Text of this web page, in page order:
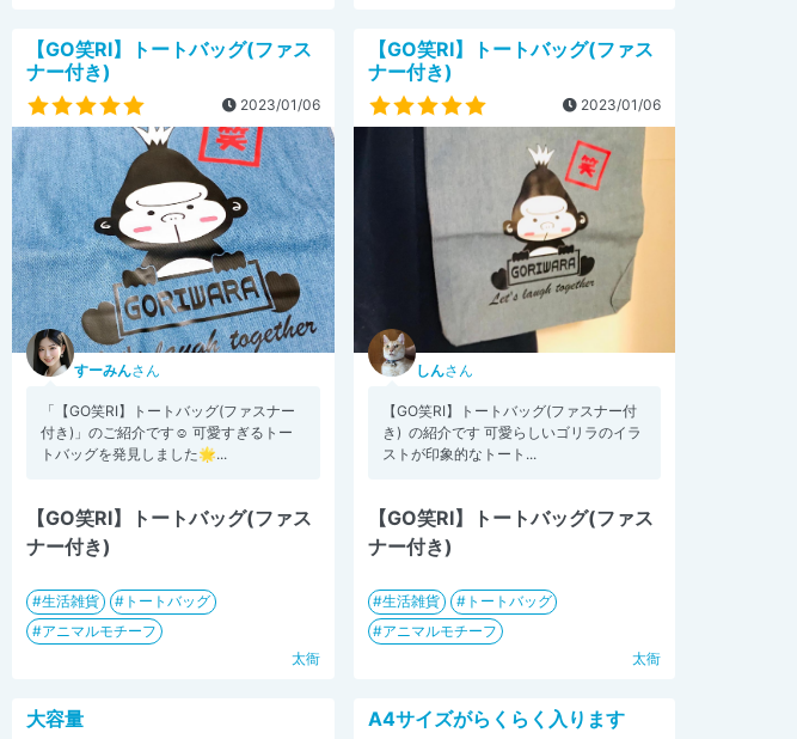
【GO笑RI】トートバッグ(ファス
ナー付き)
2023/01/06
すーみんさん
「【GO笑RI】トートバッグ(ファスナー
付き)」のご紹介です☺️ 可愛すぎるトー
トバッグを発見しました🌟...
【GO笑RI】トートバッグ(ファス
ナー付き)
生活雑貨
トートバッグ
アニマルモチーフ
太衙
【GO笑RI】トートバッグ(ファス
ナー付き)
2023/01/06
しんさん
【GO笑RI】トートバッグ(ファスナー付
き) の紹介です 可愛らしいゴリラのイラ
ストが印象的なトート...
【GO笑RI】トートバッグ(ファス
ナー付き)
生活雑貨
トートバッグ
アニマルモチーフ
太衙
大容量 A4サイズがらくらく入ります